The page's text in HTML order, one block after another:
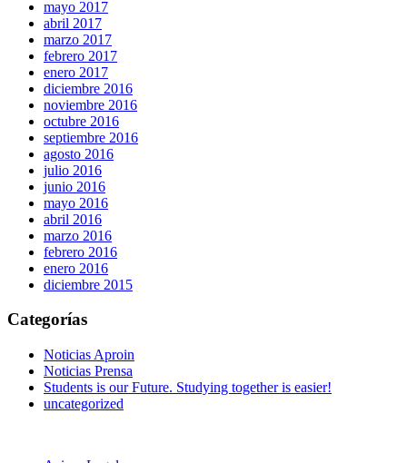
mayo 2017
abril 2017
marzo 2017
febrero 2017
enero 2017
diciembre 2016
noviembre 2016
octubre 2016
septiembre 2016
agosto 2016
julio 2016
junio 2016
mayo 2016
abril 2016
marzo 2016
febrero 2016
enero 2016
diciembre 2015
Categorías
Noticias Aproin
Noticias Prensa
Students is our Future. Studying together is easier!
uncategorized